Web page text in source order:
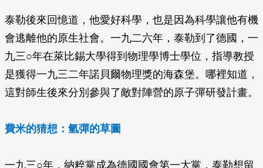
泰勒後來回憶道，他愛好科學，也是因為科學讓他有機
會逃離他的原生社會。一九二六年，泰勒到了德國，一
九三○年在萊比錫大學得到物理學博士學位，指導教授
是獲得一九三二年諾貝爾物理獎的海森堡。哪裡知道，
這對師生後來分別參與了敵對陣營的原子彈研發計畫。
費米的猜想：氫彈的草圖
一九三○年，納粹黨成為德國國會第一大黨，泰勒想留